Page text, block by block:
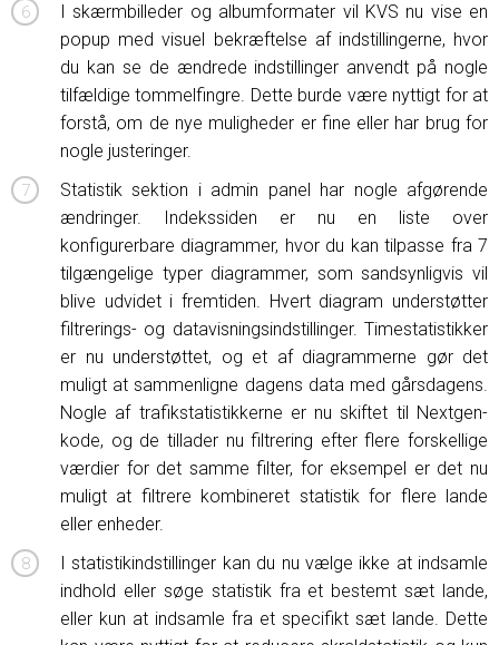
I skærmbilleder og albumformater vil KVS nu vise en
popup med visuel bekræftelse af indstillingerne, hvor
du kan se de ændrede indstillinger anvendt på nogle
tilfældige tommelfingre. Dette burde være nyttigt for at
forstå, om de nye muligheder er fine eller har brug for
nogle justeringer.
Statistik sektion i admin panel har nogle afgørende
ændringer. Indekssiden er nu en liste over
konfigurerbare diagrammer, hvor du kan tilpasse fra 7
tilgængelige typer diagrammer, som sandsynligvis vil
blive udvidet i fremtiden. Hvert diagram understøtter
filtrerings- og datavisningsindstillinger. Timestatistikker
er nu understøttet, og et af diagrammerne gør det
muligt at sammenligne dagens data med gårsdagens.
Nogle af trafikstatistikkerne er nu skiftet til Nextgen-
kode, og de tillader nu filtrering efter flere forskellige
værdier for det samme filter, for eksempel er det nu
muligt at filtrere kombineret statistik for flere lande
eller enheder.
I statistikindstillinger kan du nu vælge ikke at indsamle
indhold eller søge statistik fra et bestemt sæt lande,
eller kun at indsamle fra et specifikt sæt lande. Dette